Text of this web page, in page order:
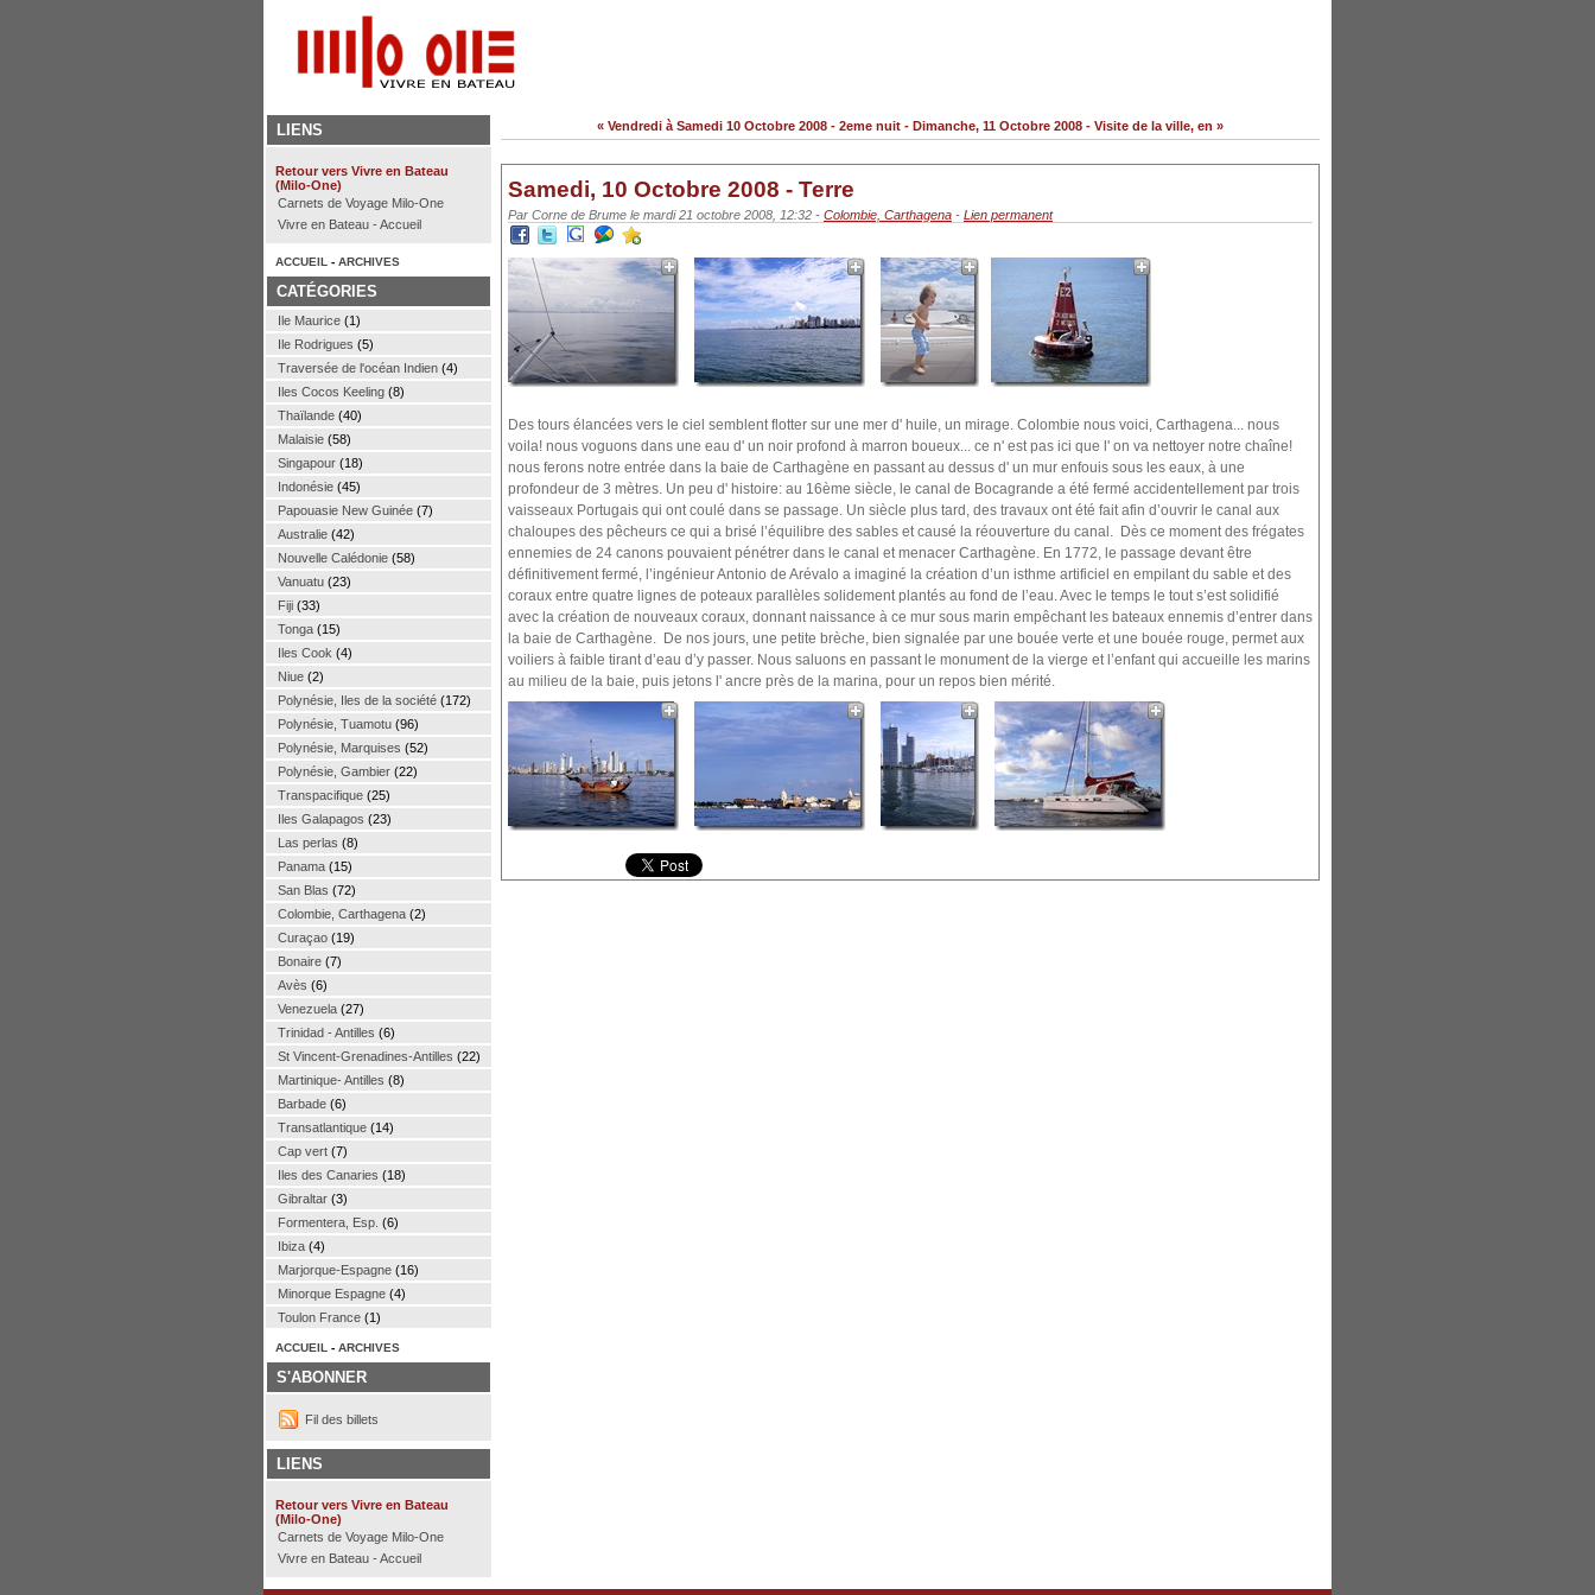
« Vendredi à Samedi 10 Octobre 2008 - 2eme nuit - Dimanche, 11 Octobre 2008 - Visite de la ville, en »
Samedi, 10 Octobre 2008 - Terre
Par Corne de Brume le mardi 21 octobre 2008, 12:32 - Colombie, Carthagena - Lien permanent
Des tours élancées vers le ciel semblent flotter sur une mer d' huile, un mirage. Colombie nous voici, Carthagena... nous
voila! nous voguons dans une eau d' un noir profond à marron boueux... ce n' est pas ici que l' on va nettoyer notre chaîne!
nous ferons notre entrée dans la baie de Carthagène en passant au dessus d' un mur enfouis sous les eaux, à une
profondeur de 3 mètres. Un peu d' histoire: au 16ème siècle, le canal de Bocagrande a été fermé accidentellement par trois
vaisseaux Portugais qui ont coulé dans se passage. Un siècle plus tard, des travaux ont été fait afin d’ouvrir le canal aux
chaloupes des pêcheurs ce qui a brisé l’équilibre des sables et causé la réouverture du canal. Dès ce moment des frégates
ennemies de 24 canons pouvaient pénétrer dans le canal et menacer Carthagène. En 1772, le passage devant être
définitivement fermé, l’ingénieur Antonio de Arévalo a imaginé la création d’un isthme artificiel en empilant du sable et des
coraux entre quatre lignes de poteaux parallèles solidement plantés au fond de l’eau. Avec le temps le tout s’est solidifié
avec la création de nouveaux coraux, donnant naissance à ce mur sous marin empêchant les bateaux ennemis d’entrer dans
la baie de Carthagène. De nos jours, une petite brèche, bien signalée par une bouée verte et une bouée rouge, permet aux
voiliers à faible tirant d’eau d’y passer. Nous saluons en passant le monument de la vierge et l’enfant qui accueille les marins
au milieu de la baie, puis jetons l' ancre près de la marina, pour un repos bien mérité.
LIENS
Retour vers Vivre en Bateau
(Milo-One)
Carnets de Voyage Milo-One
Vivre en Bateau - Accueil
ACCUEIL - ARCHIVES
CATÉGORIES
Ile Maurice (1)
Ile Rodrigues (5)
Traversée de l'océan Indien (4)
Iles Cocos Keeling (8)
Thaïlande (40)
Malaisie (58)
Singapour (18)
Indonésie (45)
Papouasie New Guinée (7)
Australie (42)
Nouvelle Calédonie (58)
Vanuatu (23)
Fiji (33)
Tonga (15)
Iles Cook (4)
Niue (2)
Polynésie, Iles de la société (172)
Polynésie, Tuamotu (96)
Polynésie, Marquises (52)
Polynésie, Gambier (22)
Transpacifique (25)
Iles Galapagos (23)
Las perlas (8)
Panama (15)
San Blas (72)
Colombie, Carthagena (2)
Curaçao (19)
Bonaire (7)
Avès (6)
Venezuela (27)
Trinidad - Antilles (6)
St Vincent-Grenadines-Antilles (22)
Martinique- Antilles (8)
Barbade (6)
Transatlantique (14)
Cap vert (7)
Iles des Canaries (18)
Gibraltar (3)
Formentera, Esp. (6)
Ibiza (4)
Marjorque-Espagne (16)
Minorque Espagne (4)
Toulon France (1)
ACCUEIL - ARCHIVES
S'ABONNER
Fil des billets
LIENS
Retour vers Vivre en Bateau
(Milo-One)
Carnets de Voyage Milo-One
Vivre en Bateau - Accueil